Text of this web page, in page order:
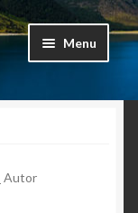
Menu
Autor